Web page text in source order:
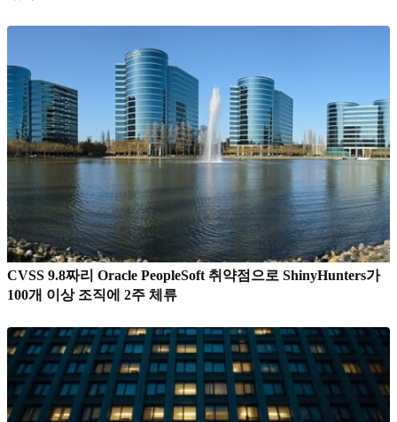
CVSS 9.8짜리 Oracle PeopleSoft 취약점으로 ShinyHunters가
100개 이상 조직에 2주 체류